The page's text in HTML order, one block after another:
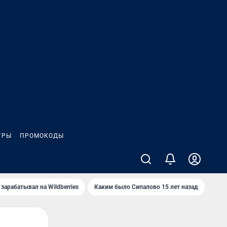
ПРОМОКОДЫ
на Wildberries Каким было Сипалово 15 лет назад